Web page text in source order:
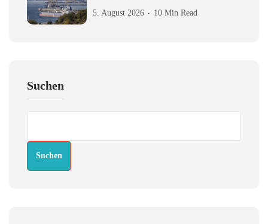
5. August 2026 10 Min Read
Suchen
Suchen